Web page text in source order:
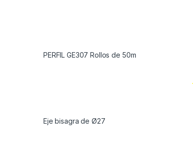
PERFIL GE307 Rollos de 50m
Eje bisagra de Ø27